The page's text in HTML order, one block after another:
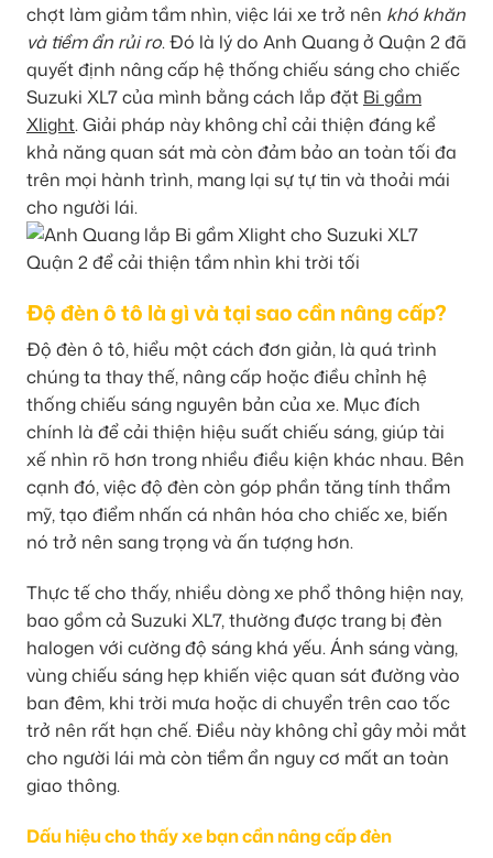
chợt làm giảm tầm nhìn, việc lái xe trở nên khó khăn
và tiềm ẩn rủi ro. Đó là lý do Anh Quang ở Quận 2 đã
quyết định nâng cấp hệ thống chiếu sáng cho chiếc
Suzuki XL7 của mình bằng cách lắp đặt Bi gầm
Xlight. Giải pháp này không chỉ cải thiện đáng kể
khả năng quan sát mà còn đảm bảo an toàn tối đa
trên mọi hành trình, mang lại sự tự tin và thoải mái
cho người lái.
Độ đèn ô tô là gì và tại sao cần nâng cấp?
Độ đèn ô tô, hiểu một cách đơn giản, là quá trình
chúng ta thay thế, nâng cấp hoặc điều chỉnh hệ
thống chiếu sáng nguyên bản của xe. Mục đích
chính là để cải thiện hiệu suất chiếu sáng, giúp tài
xế nhìn rõ hơn trong nhiều điều kiện khác nhau. Bên
cạnh đó, việc độ đèn còn góp phần tăng tính thẩm
mỹ, tạo điểm nhấn cá nhân hóa cho chiếc xe, biến
nó trở nên sang trọng và ấn tượng hơn.
Thực tế cho thấy, nhiều dòng xe phổ thông hiện nay,
bao gồm cả Suzuki XL7, thường được trang bị đèn
halogen với cường độ sáng khá yếu. Ánh sáng vàng,
vùng chiếu sáng hẹp khiến việc quan sát đường vào
ban đêm, khi trời mưa hoặc di chuyển trên cao tốc
trở nên rất hạn chế. Điều này không chỉ gây mỏi mắt
cho người lái mà còn tiềm ẩn nguy cơ mất an toàn
giao thông.
Dấu hiệu cho thấy xe bạn cần nâng cấp đèn